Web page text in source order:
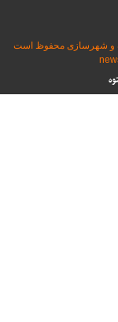
و شهرسازی محفوظ است